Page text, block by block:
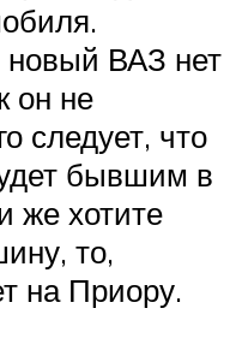
новый ВАЗ нет
он не
следует, что
бывшим в
же хотите
то,
на Приору.